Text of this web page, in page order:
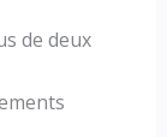
de deux